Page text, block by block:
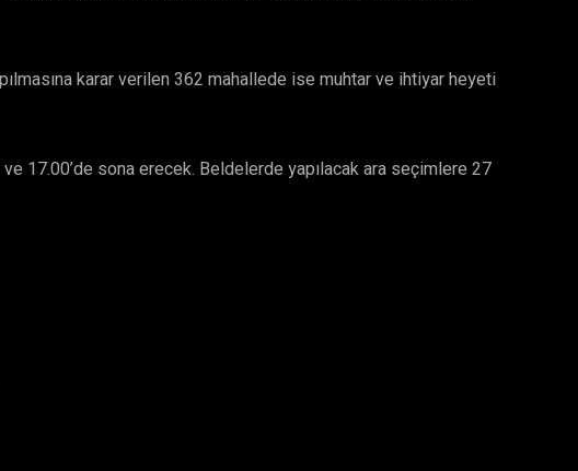
karar verilen 362 mahallede ise muhtar ve ihtiyar heyeti
17.00’de sona erecek. Beldelerde yapılacak ara seçimlere 27